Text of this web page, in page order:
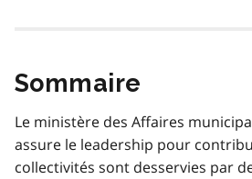
Sommaire
Le ministère des Affaires
assure le leadership pour
collectivités sont desservies par